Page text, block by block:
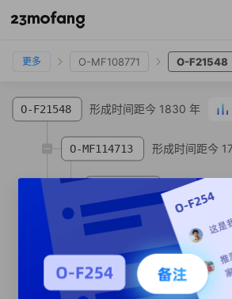
O-F852
更多 O-MF108771 O-F21548
O-F21548 形成时间距今 1830 年
O-MF114713 形成时间距今
形成时间距
O-MF107016 支系
O-FTB39419 形成